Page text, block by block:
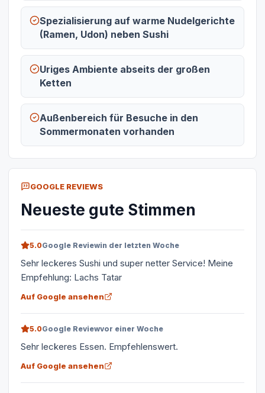
Spezialisierung auf warme Nudelgerichte
(Ramen, Udon) neben Sushi
Uriges Ambiente abseits der großen
Ketten
Außenbereich für Besuche in den
Sommermonaten vorhanden
GOOGLE REVIEWS
Neueste gute Stimmen
5.0Google Reviewin der letzten Woche
Sehr leckeres Sushi und super netter Service! Meine
Empfehlung: Lachs Tatar
Auf Google ansehen
5.0Google Reviewvor einer Woche
Sehr leckeres Essen. Empfehlenswert.
Auf Google ansehen